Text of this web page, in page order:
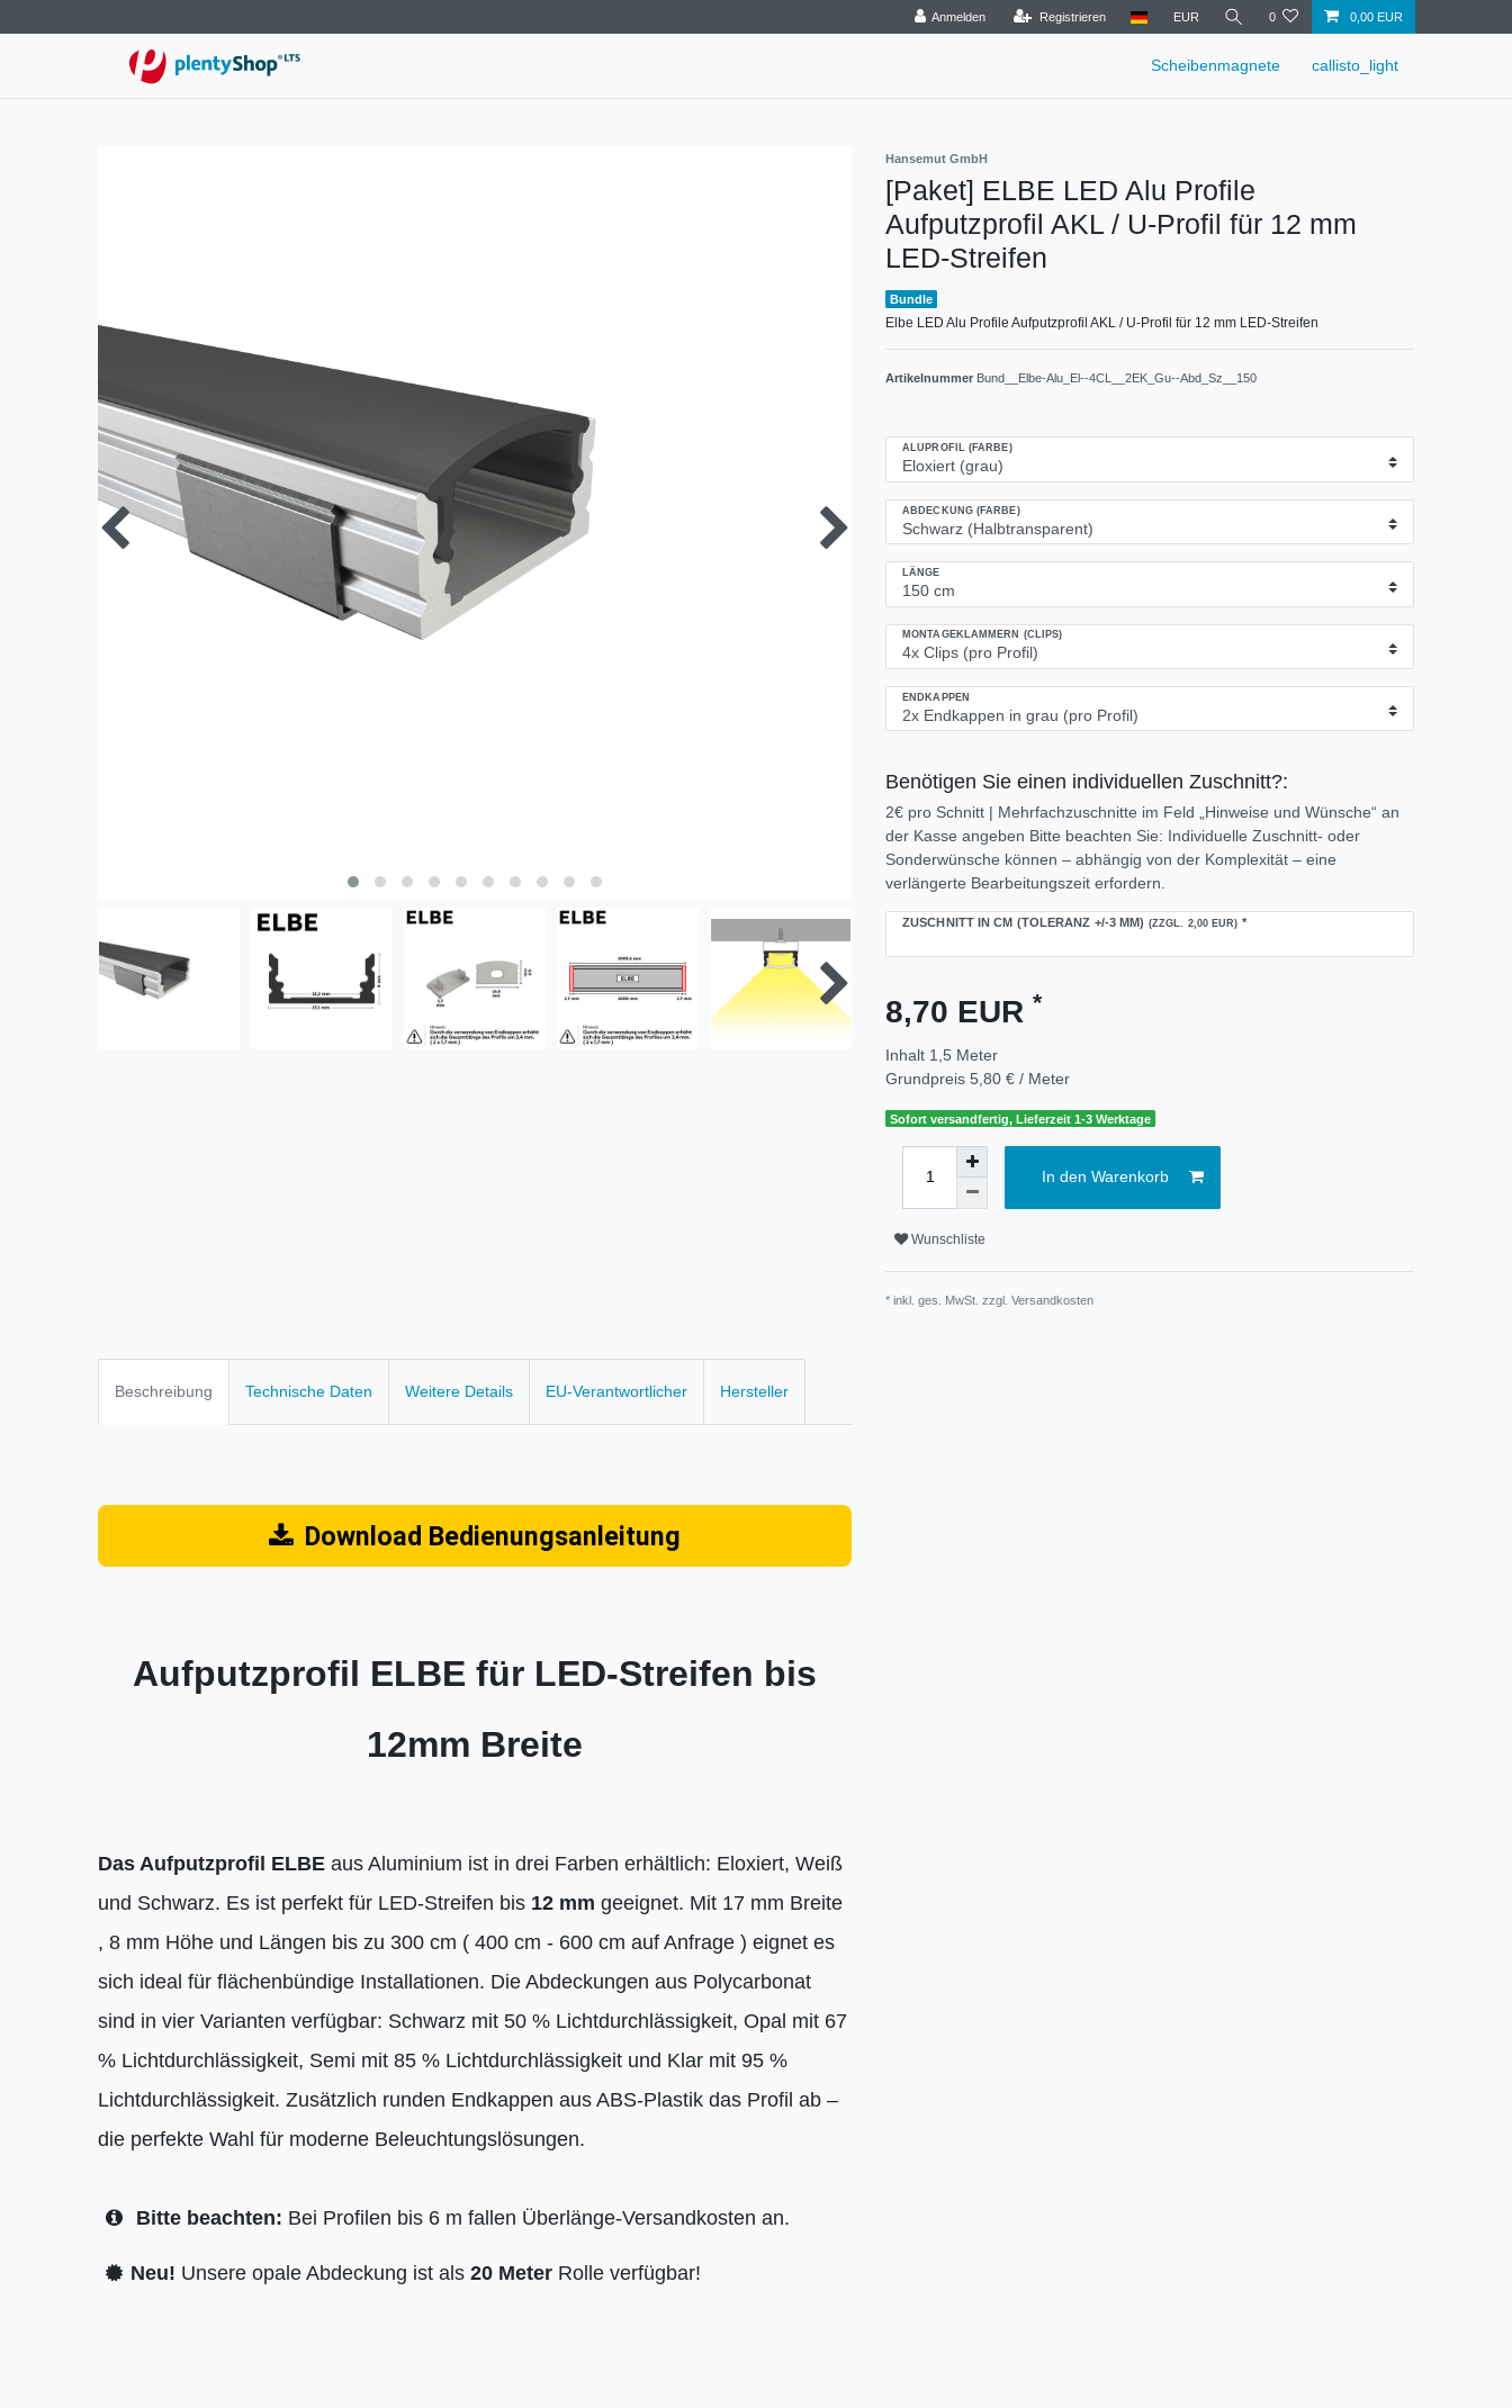
Anmelden Registrieren EUR 0 0,00 EUR
Scheibenmagnete callisto_light
Hansemut GmbH
[Paket] ELBE LED Alu Profile
Aufputzprofil AKL / U-Profil für 12 mm
LED-Streifen
Bundle
Elbe LED Alu Profile Aufputzprofil AKL / U-Profil für 12 mm LED-Streifen
Artikelnummer Bund__Elbe-Alu_El--4CL__2EK_Gu--Abd_Sz__150
ALUPROFIL (FARBE)
ABDECKUNG (FARBE)
LÄNGE
MONTAGEKLAMMERN (CLIPS)
ENDKAPPEN
Benötigen Sie einen individuellen Zuschnitt?:
2€ pro Schnitt | Mehrfachzuschnitte im Feld „Hinweise und Wünsche“ an
der Kasse angeben Bitte beachten Sie: Individuelle Zuschnitt- oder
Sonderwünsche können – abhängig von der Komplexität – eine
verlängerte Bearbeitungszeit erfordern.
ZUSCHNITT IN CM (TOLERANZ +/-3 MM) (ZZGL. 2,00 EUR) *
8,70 EUR *
Inhalt 1,5 Meter
Grundpreis 5,80 € / Meter
Sofort versandfertig, Lieferzeit 1-3 Werktage
In den Warenkorb
Wunschliste
* inkl. ges. MwSt. zzgl. Versandkosten
Beschreibung Technische Daten Weitere Details EU-Verantwortlicher Hersteller
Download Bedienungsanleitung
Aufputzprofil ELBE für LED-Streifen bis
12mm Breite
Das Aufputzprofil ELBE aus Aluminium ist in drei Farben erhältlich: Eloxiert, Weiß
und Schwarz. Es ist perfekt für LED-Streifen bis 12 mm geeignet. Mit 17 mm Breite
, 8 mm Höhe und Längen bis zu 300 cm ( 400 cm - 600 cm auf Anfrage ) eignet es
sich ideal für flächenbündige Installationen. Die Abdeckungen aus Polycarbonat
sind in vier Varianten verfügbar: Schwarz mit 50 % Lichtdurchlässigkeit, Opal mit 67
% Lichtdurchlässigkeit, Semi mit 85 % Lichtdurchlässigkeit und Klar mit 95 %
Lichtdurchlässigkeit. Zusätzlich runden Endkappen aus ABS-Plastik das Profil ab –
die perfekte Wahl für moderne Beleuchtungslösungen.
Bitte beachten: Bei Profilen bis 6 m fallen Überlänge-Versandkosten an.
Neu! Unsere opale Abdeckung ist als 20 Meter Rolle verfügbar!